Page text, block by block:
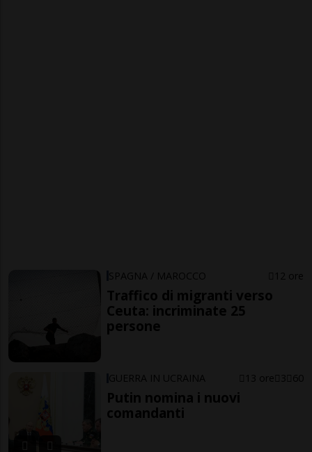
SPAGNA / MAROCCO 12 ore
Traffico di migranti verso
Ceuta: incriminate 25
persone
GUERRA IN UCRAINA 13 ore 3 60
Putin nomina i nuovi
comandanti